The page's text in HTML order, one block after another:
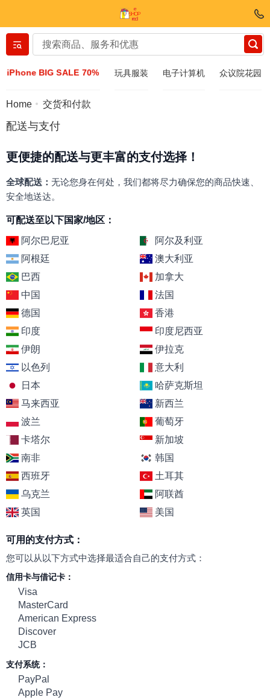
iPhone BIG SALE 70% 玩具服装 电子计算机 众议院花园
Вернуться назад
配件
太阳镜
Bijuteria
手表
Home 交货和付款
配送与支付
更便捷的配送与更丰富的支付选择！
全球配送： 无论您身在何处，我们都将尽力确保您的商品快速、
安全地送达。
可配送至以下国家/地区：
阿尔巴尼亚
阿尔及利亚
阿根廷
澳大利亚
巴西
加拿大
中国
法国
德国
香港
印度
印度尼西亚
伊朗
伊拉克
以色列
意大利
日本
哈萨克斯坦
马来西亚
新西兰
波兰
葡萄牙
卡塔尔
新加坡
南非
韩国
西班牙
土耳其
乌克兰
阿联酋
英国
美国
可用的支付方式：
您可以从以下方式中选择最适合自己的支付方式：
信用卡与借记卡：
Visa
MasterCard
American Express
Discover
JCB
支付系统：
PayPal
Apple Pay